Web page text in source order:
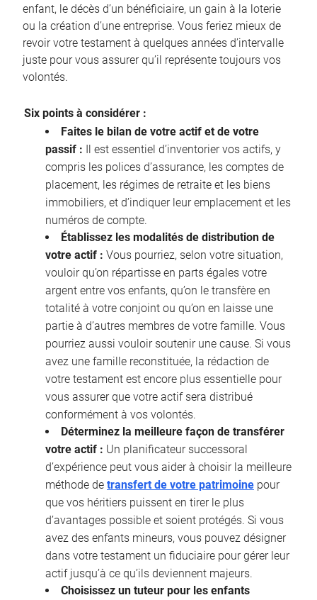
enfant, le décès d’un bénéficiaire, un gain à la loterie
ou la création d’une entreprise. Vous feriez mieux de
revoir votre testament à quelques années d’intervalle
juste pour vous assurer qu’il représente toujours vos
volontés.
Six points à considérer :
Faites le bilan de votre actif et de votre
passif : Il est essentiel d’inventorier vos actifs, y
compris les polices d’assurance, les comptes de
placement, les régimes de retraite et les biens
immobiliers, et d’indiquer leur emplacement et les
numéros de compte.
Établissez les modalités de distribution de
votre actif : Vous pourriez, selon votre situation,
vouloir qu’on répartisse en parts égales votre
argent entre vos enfants, qu’on le transfère en
totalité à votre conjoint ou qu’on en laisse une
partie à d’autres membres de votre famille. Vous
pourriez aussi vouloir soutenir une cause. Si vous
avez une famille reconstituée, la rédaction de
votre testament est encore plus essentielle pour
vous assurer que votre actif sera distribué
conformément à vos volontés.
Déterminez la meilleure façon de transférer
votre actif : Un planificateur successoral
d’expérience peut vous aider à choisir la meilleure
méthode de transfert de votre patrimoine pour
que vos héritiers puissent en tirer le plus
d’avantages possible et soient protégés. Si vous
avez des enfants mineurs, vous pouvez désigner
dans votre testament un fiduciaire pour gérer leur
actif jusqu’à ce qu’ils deviennent majeurs.
Choisissez un tuteur pour les enfants